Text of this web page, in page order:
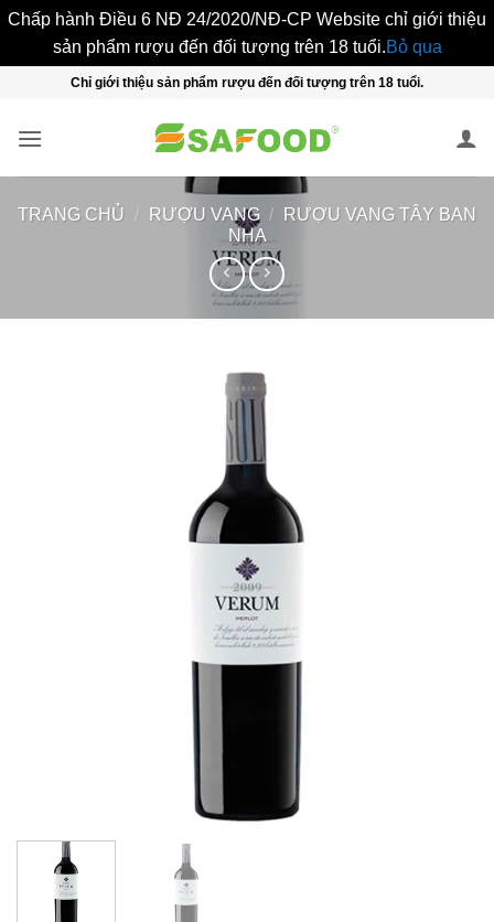
Chấp hành Điều 6 NĐ 24/2020/NĐ-CP Website chỉ giới thiệu
sản phẩm rượu đến đối tượng trên 18 tuổi.Bỏ qua
nội
Chỉ giới thiệu sản phẩm rượu đến đối tượng trên 18 tuổi.
TRANG CHỦ / RƯỢU VANG /
RƯỢU VANG TÂY BAN
NHA